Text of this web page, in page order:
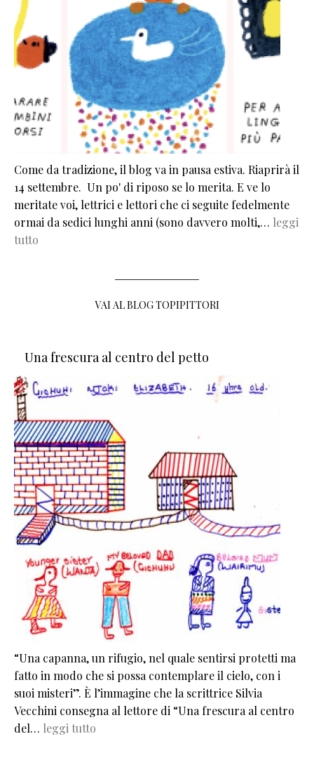
Come da tradizione, il blog va in pausa estiva. Riaprirà il
14 settembre. Un po' di riposo se lo merita. E ve lo
meritate voi, lettrici e lettori che ci seguite fedelmente
ormai da sedici lunghi anni (sono davvero molti,… leggi
tutto
VAI AL BLOG TOPIPITTORI
Una frescura al centro del petto
“Una capanna, un rifugio, nel quale sentirsi protetti ma
fatto in modo che si possa contemplare il cielo, con i
suoi misteri”. È l’immagine che la scrittrice Silvia
Vecchini consegna al lettore di “Una frescura al centro
del… leggi tutto